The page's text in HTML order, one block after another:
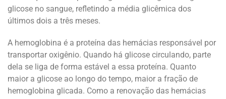
glicose no sangue, refletindo a média glicêmica dos
últimos dois a três meses.
A hemoglobina é a proteína das hemácias responsável por
transportar oxigênio. Quando há glicose circulando, parte
dela se liga de forma estável a essa proteína. Quanto
maior a glicose ao longo do tempo, maior a fração de
hemoglobina glicada. Como a renovação das hemácias